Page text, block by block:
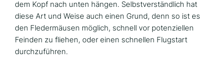
dem Kopf nach unten hängen. Selbstverständlich hat
diese Art und Weise auch einen Grund, denn so ist es
den Fledermäusen möglich, schnell vor potenziellen
Feinden zu fliehen, oder einen schnellen Flugstart
durchzuführen.